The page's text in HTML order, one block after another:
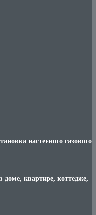
настенного газового
доме, квартире, коттедже,